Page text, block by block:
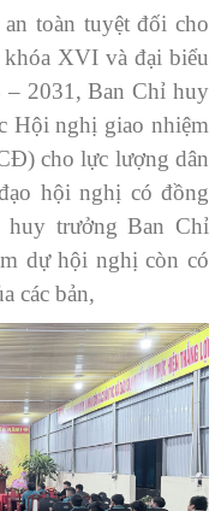
toàn tuyệt đối cho
XVI và đại biểu
2031, Ban Chỉ huy
Hội nghị giao nhiệm
cho lực lượng dân
hội nghị có đồng
trưởng Ban Chỉ
dự hội nghị còn có
các bản,